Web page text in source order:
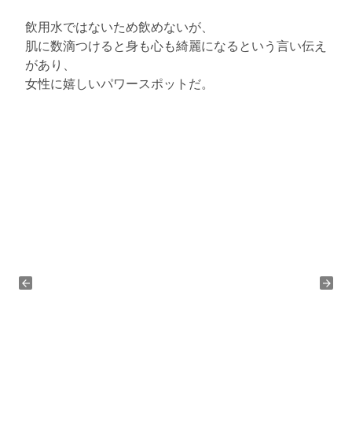
飲用水ではないため飲めないが、
肌に数滴つけると身も心も綺麗になるという言い伝え
があり、
女性に嬉しいパワースポットだ。